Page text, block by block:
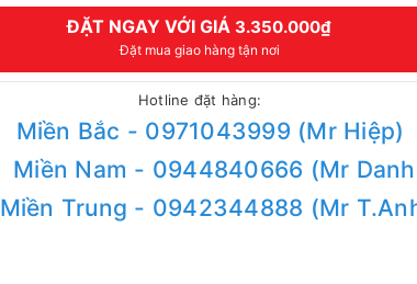
ĐẶT NGAY VỚI GIÁ 3.350.000₫
Đặt mua giao hàng tận nơi
Hotline đặt hàng:
Miền Bắc - 0971043999 (Mr Hiệp)
Miền Nam - 0944840666 (Mr
Miền Trung - 0942344888 (Mr